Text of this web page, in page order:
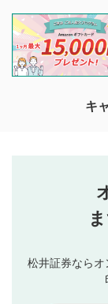
投稿す
星で評価を
3
動画の評
を目的として、
投稿ができます
閲覧および投稿
他の利用者が動
待ちしておりま
なお、投稿をも
行ってくだ
当社は、利
ブルによっ
評価および
ます。掲載
キ
松井証券なら